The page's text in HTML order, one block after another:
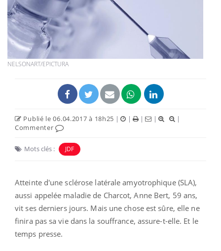
NELSONART/EPICTURA
Publié le 06.04.2017 à 18h25 | | | |
|
Commenter
Mots clés : JDF
Atteinte d'une sclérose latérale amyotrophique (SLA),
aussi appelée maladie de Charcot, Anne Bert, 59 ans,
vit ses derniers jours. Mais une chose est sûre, elle ne
finira pas sa vie dans la souffrance, assure-t-elle. Et le
temps presse.